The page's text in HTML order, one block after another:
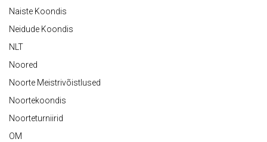
Naiste Koondis
Neidude Koondis
NLT
Noored
Noorte Meistrivõistlused
Noortekoondis
Noorteturniirid
OM